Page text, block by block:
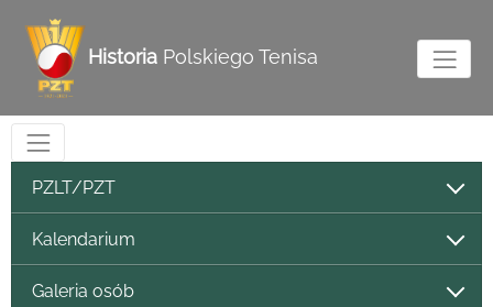
Historia Polskiego Tenisa
PZLT/PZT
Kalendarium
Galeria osób